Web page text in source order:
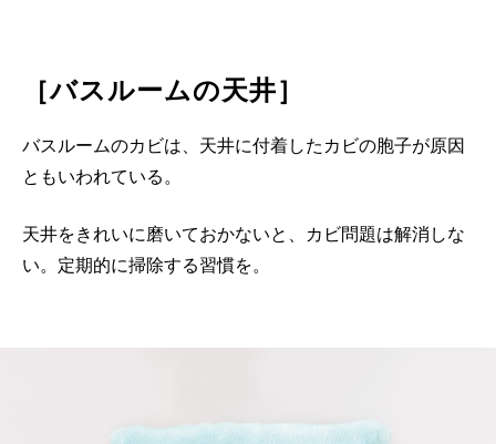
［バスルームの天井］
バスルームのカビは、天井に付着したカビの胞子が原因
ともいわれている。
天井をきれいに磨いておかないと、カビ問題は解消しな
い。定期的に掃除する習慣を。